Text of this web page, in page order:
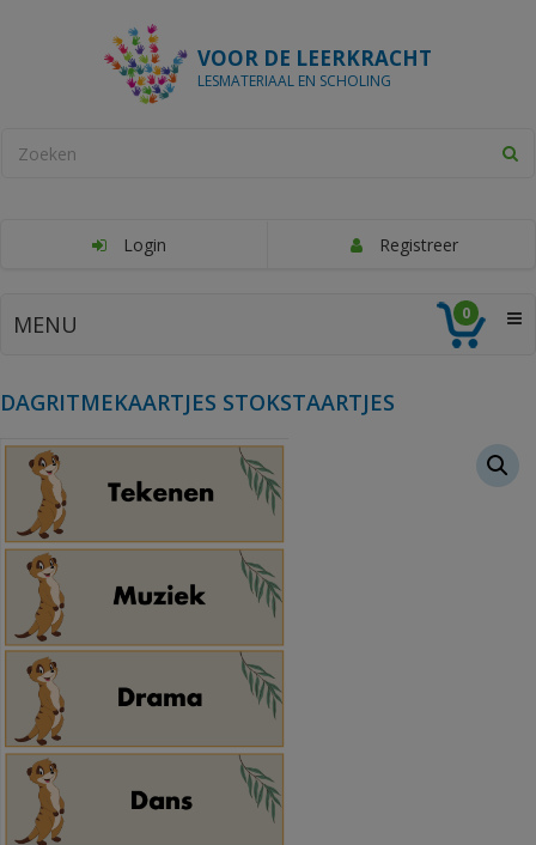
VOOR DE LEERKRACHT
LESMATERIAAL EN SCHOLING
Login Registreer
MENU 0
DAGRITMEKAARTJES STOKSTAARTJES